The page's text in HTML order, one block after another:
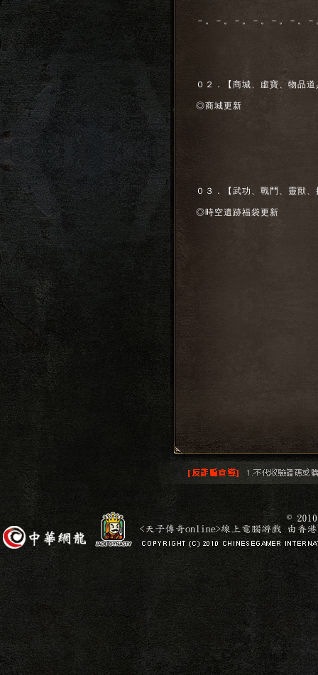
－。－。－。－。－。－。
０２．【商城、虛寶、物品
◎商城更新
０３．【武功、戰鬥、靈獸
◎時空遺跡福袋更新